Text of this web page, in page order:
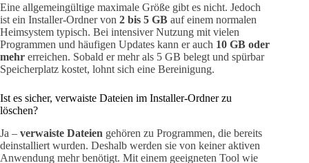
Eine allgemeingültige maximale Größe gibt es nicht. Jedoch
ist ein Installer-Ordner von 2 bis 5 GB auf einem normalen
Heimsystem typisch. Bei intensiver Nutzung mit vielen
Programmen und häufigen Updates kann er auch 10 GB oder
mehr erreichen. Sobald er mehr als 5 GB belegt und spürbar
Speicherplatz kostet, lohnt sich eine Bereinigung.
Ist es sicher, verwaiste Dateien im Installer-Ordner zu
löschen?
Ja – verwaiste Dateien gehören zu Programmen, die bereits
deinstalliert wurden. Deshalb werden sie von keiner aktiven
Anwendung mehr benötigt. Mit einem geeigneten Tool wie